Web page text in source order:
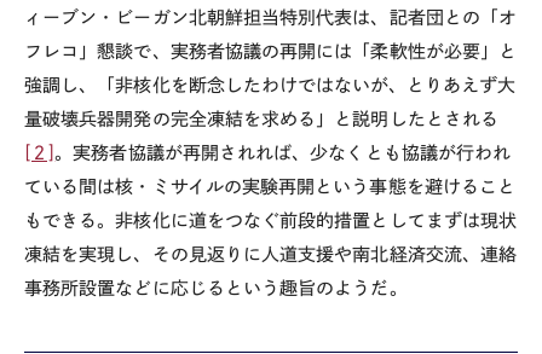
ィーブン・ビーガン北朝鮮担当特別代表は、記者団との「オ
フレコ」懇談で、実務者協議の再開には「柔軟性が必要」と
強調し、「非核化を断念したわけではないが、とりあえず大
量破壊兵器開発の完全凍結を求める」と説明したとされる
[２]。実務者協議が再開されれば、少なくとも協議が行われ
ている間は核・ミサイルの実験再開という事態を避けること
もできる。非核化に道をつなぐ前段的措置としてまずは現状
凍結を実現し、その見返りに人道支援や南北経済交流、連絡
事務所設置などに応じるという趣旨のようだ。